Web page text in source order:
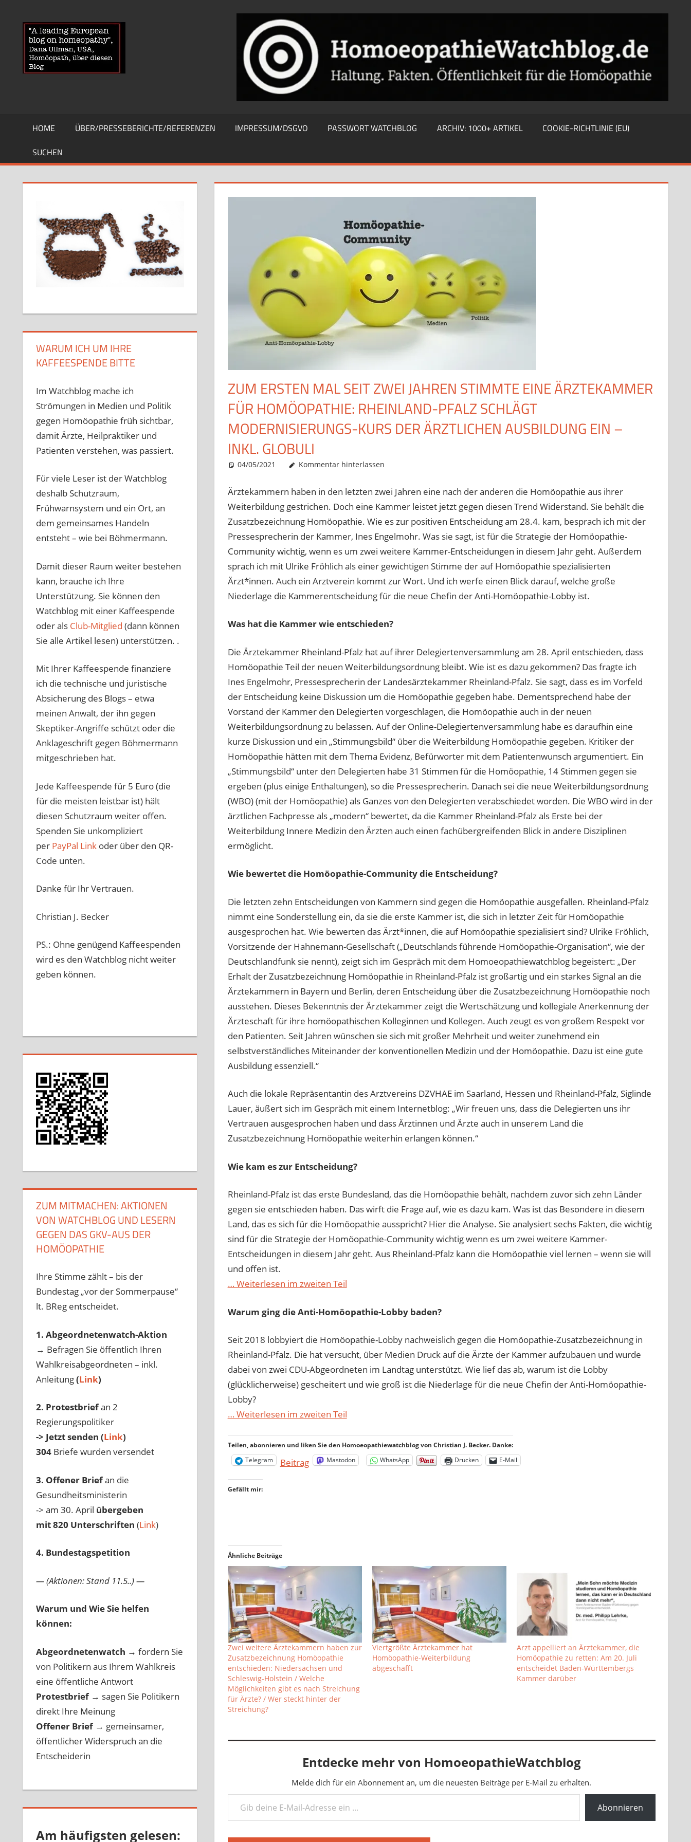
springen
HOMOEOPATHIEWATCHBLOG
News
über
Homöopathie
und
Globuli-
HOME ÜBER/PRESSEBERICHTE/REFERENZEN IMPRESSUM/DSGVO PASSWORT WATCHBLOG ARCHIV: 1000+ ARTIKEL
COOKIE-RICHTLINIE (EU)
SUCHEN
ZUM ERSTEN MAL SEIT ZWEI JAHREN STIMMTE EINE ÄRZTEKAMMER
FÜR HOMÖOPATHIE: RHEINLAND-PFALZ SCHLÄGT
MODERNISIERUNGS-KURS DER ÄRZTLICHEN AUSBILDUNG EIN –
INKL. GLOBULI
04/05/2021 Christian J. Becker
Uncategorized
Kommentar hinterlassen
Ärztekammern haben in den letzten zwei Jahren eine nach der anderen die Homöopathie aus ihrer
Weiterbildung gestrichen. Doch eine Kammer leistet jetzt gegen diesen Trend Widerstand. Sie behält die
Zusatzbezeichnung Homöopathie. Wie es zur positiven Entscheidung am 28.4. kam, besprach ich mit der
Pressesprecherin der Kammer, Ines Engelmohr. Was sie sagt, ist für die Strategie der Homöopathie-
Community wichtig, wenn es um zwei weitere Kammer-Entscheidungen in diesem Jahr geht. Außerdem
sprach ich mit Ulrike Fröhlich als einer gewichtigen Stimme der auf Homöopathie spezialisierten
Ärzt*innen. Auch ein Arztverein kommt zur Wort. Und ich werfe einen Blick darauf, welche große
Niederlage die Kammerentscheidung für die neue Chefin der Anti-Homöopathie-Lobby ist.
Was hat die Kammer wie entschieden?
Die Ärztekammer Rheinland-Pfalz hat auf ihrer Delegiertenversammlung am 28. April entschieden, dass
Homöopathie Teil der neuen Weiterbildungsordnung bleibt. Wie ist es dazu gekommen? Das fragte ich
Ines Engelmohr, Pressesprecherin der Landesärztekammer Rheinland-Pfalz. Sie sagt, dass es im Vorfeld
der Entscheidung keine Diskussion um die Homöopathie gegeben habe. Dementsprechend habe der
Vorstand der Kammer den Delegierten vorgeschlagen, die Homöopathie auch in der neuen
Weiterbildungsordnung zu belassen. Auf der Online-Delegiertenversammlung habe es daraufhin eine
kurze Diskussion und ein „Stimmungsbild“ über die Weiterbildung Homöopathie gegeben. Kritiker der
Homöopathie hätten mit dem Thema Evidenz, Befürworter mit dem Patientenwunsch argumentiert. Ein
„Stimmungsbild“ unter den Delegierten habe 31 Stimmen für die Homöopathie, 14 Stimmen gegen sie
ergeben (plus einige Enthaltungen), so die Pressesprecherin. Danach sei die neue Weiterbildungsordnung
(WBO) (mit der Homöopathie) als Ganzes von den Delegierten verabschiedet worden. Die WBO wird in der
ärztlichen Fachpresse als „modern“ bewertet, da die Kammer Rheinland-Pfalz als Erste bei der
Weiterbildung Innere Medizin den Ärzten auch einen fachübergreifenden Blick in andere Disziplinen
ermöglicht.
Wie bewertet die Homöopathie-Community die Entscheidung?
Die letzten zehn Entscheidungen von Kammern sind gegen die Homöopathie ausgefallen. Rheinland-Pfalz
nimmt eine Sonderstellung ein, da sie die erste Kammer ist, die sich in letzter Zeit für Homöopathie
ausgesprochen hat. Wie bewerten das Ärzt*innen, die auf Homöopathie spezialisiert sind? Ulrike Fröhlich,
Vorsitzende der Hahnemann-Gesellschaft („Deutschlands führende Homöopathie-Organisation“, wie der
Deutschlandfunk sie nennt), zeigt sich im Gespräch mit dem Homoeopathiewatchblog begeistert: „Der
Erhalt der Zusatzbezeichnung Homöopathie in Rheinland-Pfalz ist großartig und ein starkes Signal an die
Ärztekammern in Bayern und Berlin, deren Entscheidung über die Zusatzbezeichnung Homöopathie noch
ausstehen. Dieses Bekenntnis der Ärztekammer zeigt die Wertschätzung und kollegiale Anerkennung der
Ärzteschaft für ihre homöopathischen Kolleginnen und Kollegen. Auch zeugt es von großem Respekt vor
den Patienten. Seit Jahren wünschen sie sich mit großer Mehrheit und weiter zunehmend ein
selbstverständliches Miteinander der konventionellen Medizin und der Homöopathie. Dazu ist eine gute
Ausbildung essenziell.“
Auch die lokale Repräsentantin des Arztvereins DZVHAE im Saarland, Hessen und Rheinland-Pfalz, Siglinde
Lauer, äußert sich im Gespräch mit einem Internetblog: „Wir freuen uns, dass die Delegierten uns ihr
Vertrauen ausgesprochen haben und dass Ärztinnen und Ärzte auch in unserem Land die
Zusatzbezeichnung Homöopathie weiterhin erlangen können.“
Wie kam es zur Entscheidung?
Rheinland-Pfalz ist das erste Bundesland, das die Homöopathie behält, nachdem zuvor sich zehn Länder
gegen sie entschieden haben. Das wirft die Frage auf, wie es dazu kam. Was ist das Besondere in diesem
Land, das es sich für die Homöopathie ausspricht? Hier die Analyse. Sie analysiert sechs Fakten, die wichtig
sind für die Strategie der Homöopathie-Community wichtig wenn es um zwei weitere Kammer-
Entscheidungen in diesem Jahr geht. Aus Rheinland-Pfalz kann die Homöopathie viel lernen – wenn sie will
und offen ist.
… Weiterlesen im zweiten Teil
Warum ging die Anti-Homöopathie-Lobby baden?
Seit 2018 lobbyiert die Homöopathie-Lobby nachweislich gegen die Homöopathie-Zusatzbezeichnung in
Rheinland-Pfalz. Die hat versucht, über Medien Druck auf die Ärzte der Kammer aufzubauen und wurde
dabei von zwei CDU-Abgeordneten im Landtag unterstützt. Wie lief das ab, warum ist die Lobby
(glücklicherweise) gescheitert und wie groß ist die Niederlage für die neue Chefin der Anti-Homöopathie-
Lobby?
… Weiterlesen im zweiten Teil
Teilen, abonnieren und liken Sie den Homoeopathiewatchblog von Christian J. Becker. Danke:
Telegram
Beitrag Mastodon WhatsApp Drucken E-Mail
Gefällt mir:
Ähnliche Beiträge
Zwei weitere Ärztekammern haben zur
Zusatzbezeichnung Homöopathie
entschieden: Niedersachsen und
Schleswig-Holstein / Welche
Möglichkeiten gibt es nach Streichung
für Ärzte? / Wer steckt hinter der
Streichung?
Viertgrößte Ärztekammer hat
Homöopathie-Weiterbildung
abgeschafft
Arzt appelliert an Ärztekammer, die
Homöopathie zu retten: Am 20. Juli
entscheidet Baden-Württembergs
Kammer darüber
Entdecke mehr von HomoeopathieWatchblog
Melde dich für ein Abonnement an, um die neuesten Beiträge per E-Mail zu erhalten.
Gib deine E-Mail-Adresse ein ...
Abonnieren
WARUM ICH UM IHRE
KAFFEESPENDE BITTE
Im Watchblog mache ich
Strömungen in Medien und Politik
gegen Homöopathie früh sichtbar,
damit Ärzte, Heilpraktiker und
Patienten verstehen, was passiert.
Für viele Leser ist der Watchblog
deshalb Schutzraum,
Frühwarnsystem und ein Ort, an
dem gemeinsames Handeln
entsteht – wie bei Böhmermann.
Damit dieser Raum weiter bestehen
kann, brauche ich Ihre
Unterstützung. Sie können den
Watchblog mit einer Kaffeespende
oder als Club-Mitglied (dann können
Sie alle Artikel lesen) unterstützen. .
Mit Ihrer Kaffeespende finanziere
ich die technische und juristische
Absicherung des Blogs – etwa
meinen Anwalt, der ihn gegen
Skeptiker-Angriffe schützt oder die
Anklageschrift gegen Böhmermann
mitgeschrieben hat.
Jede Kaffeespende für 5 Euro (die
für die meisten leistbar ist) hält
diesen Schutzraum weiter offen.
Spenden Sie unkompliziert
per PayPal Linkoder über den QR-
Code unten.
Danke für Ihr Vertrauen.
Christian J. Becker
PS.: Ohne genügend Kaffeespenden
wird es den Watchblog nicht weiter
geben können.
ZUM MITMACHEN: AKTIONEN
VON WATCHBLOG UND LESERN
GEGEN DAS GKV-AUS DER
HOMÖOPATHIE
Ihre Stimme zählt – bis der
Bundestag „vor der Sommerpause“
lt. BReg entscheidet.
1. Abgeordnetenwatch-Aktion
→ Befragen Sie öffentlich Ihren
Wahlkreisabgeordneten – inkl.
Anleitung(Link)
2. Protestbriefan 2
Regierungspolitiker
-> Jetzt senden (Link)
304Briefe wurden versendet
3. Offener Briefan die
Gesundheitsministerin
-> am 30. April übergeben
mit 820 Unterschriften (Link)
4. Bundestagspetition
— (Aktionen: Stand 11.5..) —
Warum und Wie Sie helfen
können:
Abgeordnetenwatch → fordern Sie
von Politikern aus Ihrem Wahlkreis
eine öffentliche Antwort
Protestbrief → sagen Sie Politikern
direkt Ihre Meinung
Offener Brief → gemeinsamer,
öffentlicher Widerspruch an die
Entscheiderin
Am häufigsten gelesen: